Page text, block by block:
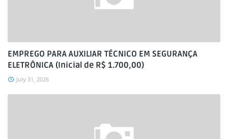
EMPREGO PARA AUXILIAR TÉCNICO EM SEGURANÇA
ELETRÔNICA (Inicial de R$ 1.700,00)
July 31, 2026